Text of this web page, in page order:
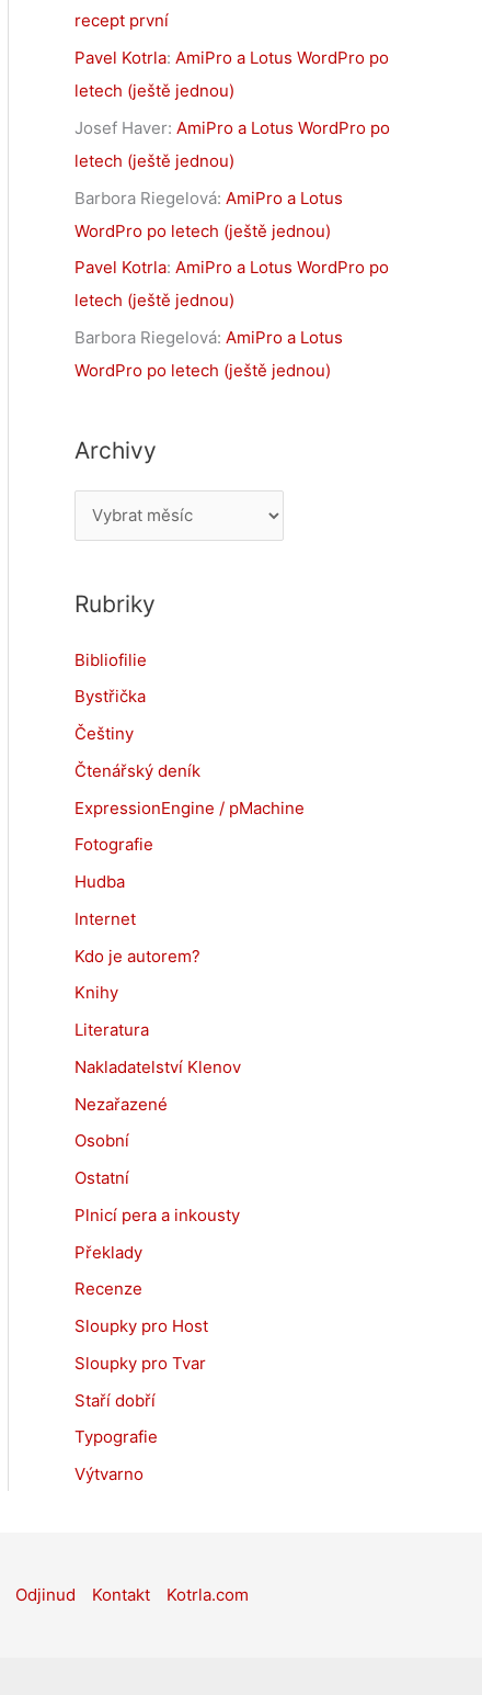
recept první
Pavel Kotrla: AmiPro a Lotus WordPro po
letech (ještě jednou)
Josef Haver: AmiPro a Lotus WordPro po
letech (ještě jednou)
Barbora Riegelová: AmiPro a Lotus
WordPro po letech (ještě jednou)
Pavel Kotrla: AmiPro a Lotus WordPro po
letech (ještě jednou)
Barbora Riegelová: AmiPro a Lotus
WordPro po letech (ještě jednou)
Archivy
r
h
v
y
Rubriky
Bibliofilie
Bystřička
Češtiny
Čtenářský deník
ExpressionEngine / pMachine
Fotografie
Hudba
Internet
Kdo je autorem?
Knihy
Literatura
Nakladatelství Klenov
Nezařazené
Osobní
Ostatní
Plnicí pera a inkousty
Překlady
Recenze
Sloupky pro Host
Sloupky pro Tvar
Staří dobří
Typografie
Výtvarno
Odjinud Kontakt Kotrla.com